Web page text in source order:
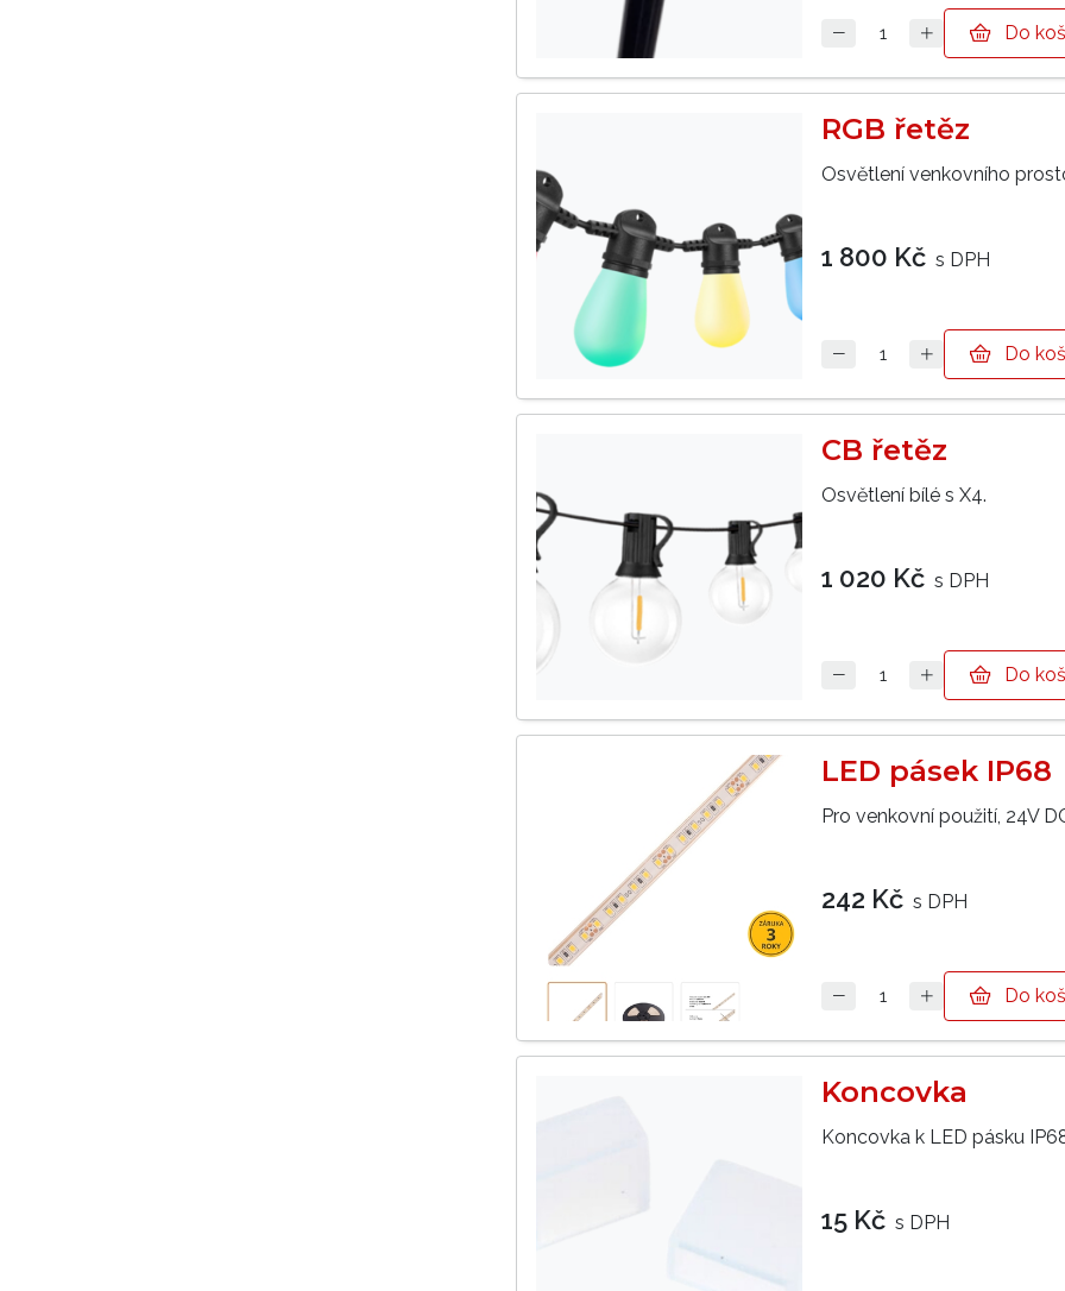
Do
RGB řetěz
Osvětlení venkovního
1 800 Kč s DPH
Do
CB řetěz
Osvětlení bílé s X4.
1 020 Kč s DPH
Do
LED pásek IP68
Pro venkovní použití, 24V
242 Kč s DPH
Do
Koncovka
Koncovka k LED pásku
15 Kč s DPH